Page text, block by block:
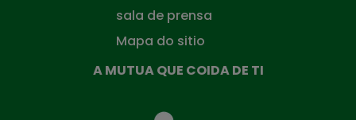
sala de prensa
Mapa do sitio
A MUTUA QUE COIDA DE TI